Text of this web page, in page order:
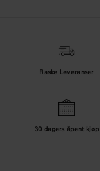
serien, på garderober
Å bytte knotter er en
Gi nye fronter et mer
Matche beslag med
Skape en rød tråd i hele
Raske Leveranser
30 dagers åpent kjøp